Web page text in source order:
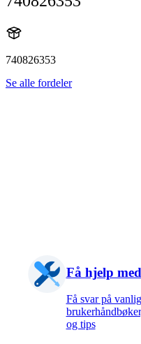
740826353
Se alle fordeler
Få hjelp
Få svar på
og tips